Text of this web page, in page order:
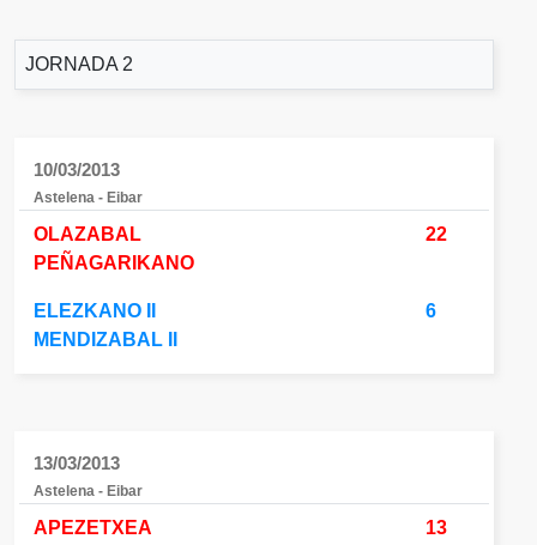
JORNADA 2
10/03/2013
Astelena - Eibar
OLAZABAL
PEÑAGARIKANO
22
ELEZKANO II
MENDIZABAL II
6
13/03/2013
Astelena - Eibar
APEZETXEA
13